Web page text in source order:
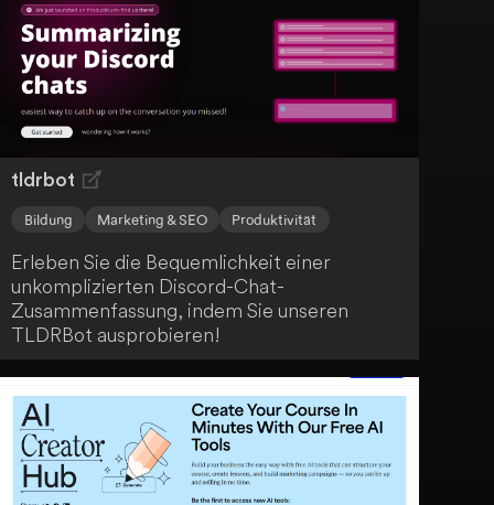
Immobilienvertrieb unterstützen. Lass dich
von der Kraft der KI überzeugen und
profitiere von diesem innovativen Service.
tldrbot
Bildung Marketing & SEO Produktivität
Erleben Sie die Bequemlichkeit einer
unkomplizierten Discord-Chat-
Zusammenfassung, indem Sie unseren
TLDRBot ausprobieren!